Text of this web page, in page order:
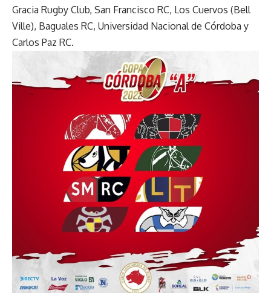
Gracia Rugby Club, San Francisco RC, Los Cuervos (Bell
Ville), Baguales RC, Universidad Nacional de Córdoba y
Carlos Paz RC.